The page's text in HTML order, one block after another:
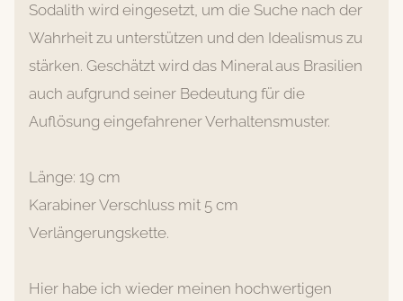
Sodalith wird eingesetzt, um die Suche nach der
Wahrheit zu unterstützen und den Idealismus zu
stärken. Geschätzt wird das Mineral aus Brasilien
auch aufgrund seiner Bedeutung für die
Auflösung eingefahrener Verhaltensmuster.
Länge: 19 cm
Karabiner Verschluss mit 5 cm
Verlängerungskette.
Hier habe ich wieder meinen hochwertigen